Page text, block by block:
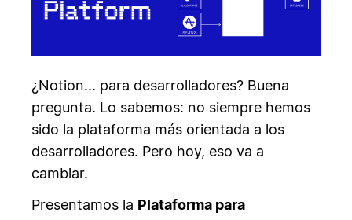
¿Notion... para desarrolladores? Buena
pregunta. Lo sabemos: no siempre hemos
sido la plataforma más orientada a los
desarrolladores. Pero hoy, eso va a
cambiar.
Presentamos la Plataforma para